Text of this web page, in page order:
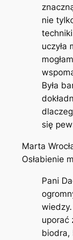
nie
uczyła
Była
się
Marta
Osłabienie
Pani
uporać
biodra,